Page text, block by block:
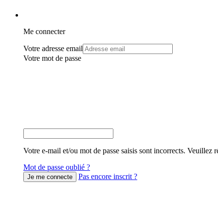
Me connecter
Votre adresse email
Votre mot de passe
Votre e-mail et/ou mot de passe saisis sont incorrects. Veuillez
Mot de passe oublié ?
Pas encore inscrit ?